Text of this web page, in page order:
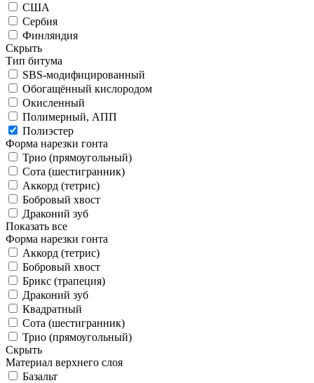
США
Сербия
Финляндия
Скрыть
Тип битума
SBS-модифицированный
Обогащённый кислородом
Окисленный
Полимерный, АПП
Полиэстер
Форма нарезки гонта
Трио (прямоугольный)
Сота (шестигранник)
Аккорд (тетрис)
Бобровый хвост
Драконий зуб
Показать все
Форма нарезки гонта
Аккорд (тетрис)
Бобровый хвост
Брикс (трапеция)
Драконий зуб
Квадратный
Сота (шестигранник)
Трио (прямоугольный)
Скрыть
Материал верхнего слоя
Базальт